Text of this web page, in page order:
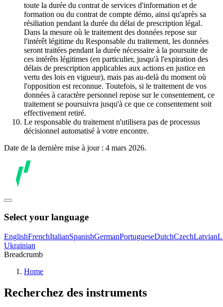
toute la durée du contrat de services d'information et de
formation ou du contrat de compte démo, ainsi qu'après sa
résiliation pendant la durée du délai de prescription légal.
Dans la mesure où le traitement des données repose sur
l'intérêt légitime du Responsable du traitement, les données
seront traitées pendant la durée nécessaire à la poursuite de
ces intérêts légitimes (en particulier, jusqu'à l'expiration des
délais de prescription applicables aux actions en justice en
vertu des lois en vigueur), mais pas au-delà du moment où
l'opposition est reconnue. Toutefois, si le traitement de vos
données à caractère personnel repose sur le consentement, ce
traitement se poursuivra jusqu'à ce que ce consentement soit
effectivement retiré.
Le responsable du traitement n'utilisera pas de processus
décisionnel automatisé à votre encontre.
Date de la dernière mise à jour : 4 mars 2026.
Select your language
EnglishFrenchItalianSpanishGermanPortugueseDutchCzechLatvian
Ukrainian
Breadcrumb
Home
Recherchez des instruments